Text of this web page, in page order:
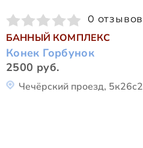
0 отзывов
БАННЫЙ КОМПЛЕКС
Конек Горбунок
2500 руб.
Чечёрский проезд, 5к26с2